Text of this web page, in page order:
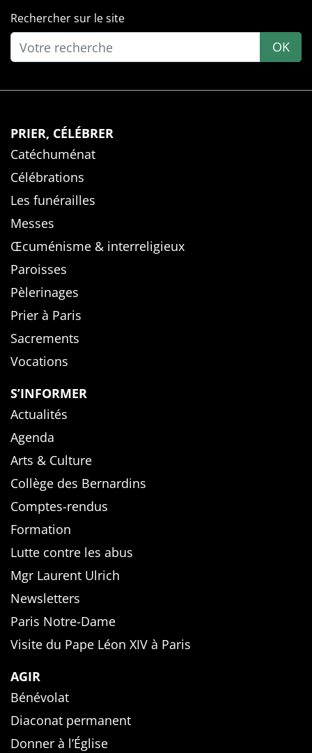
Rechercher sur le site
OK
PRIER, CÉLÉBRER
Catéchuménat
Célébrations
Les funérailles
Messes
Œcuménisme & interreligieux
Paroisses
Pèlerinages
Prier à Paris
Sacrements
Vocations
S’INFORMER
Actualités
Agenda
Arts & Culture
Collège des Bernardins
Comptes-rendus
Formation
Lutte contre les abus
Mgr Laurent Ulrich
Newsletters
Paris Notre-Dame
Visite du Pape Léon XIV à Paris
AGIR
Bénévolat
Diaconat permanent
Donner à l’Église